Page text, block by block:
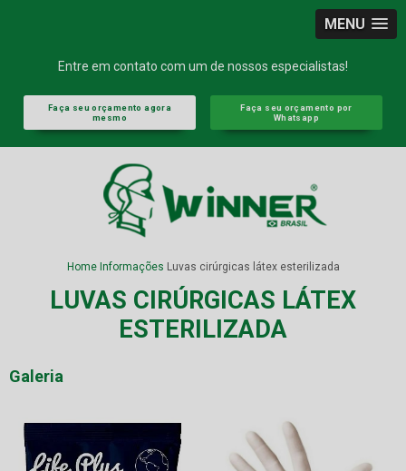
MENU
Entre em contato com um de nossos especialistas!
Faça seu orçamento agora
mesmo
Faça seu orçamento por
Whatsapp
Home Informações Luvas cirúrgicas látex esterilizada
LUVAS CIRÚRGICAS LÁTEX
ESTERILIZADA
Galeria